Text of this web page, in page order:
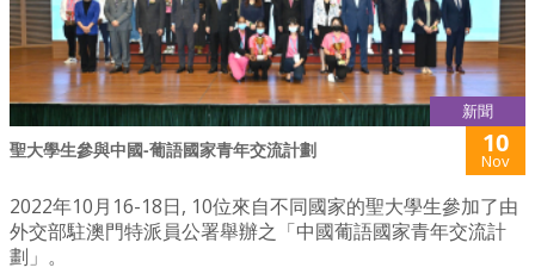
新聞
聖大學生參與中國-葡語國家青年交流計劃 10
Nov
2022年10月16-18日, 10位來自不同國家的聖大學生參加了由
外交部駐澳門特派員公署舉辦之「中國葡語國家青年交流計
劃」。